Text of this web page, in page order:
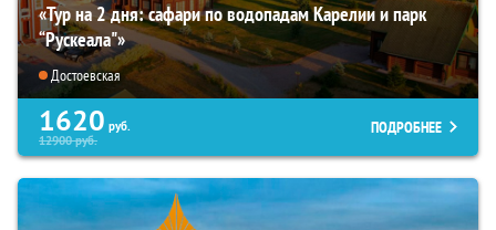
«Тур на 2 дня: сафари по водопадам Карелии и парк
“Рускеала"»
Достоевская
1620 руб.
12900руб.
ПОДРОБНЕЕ